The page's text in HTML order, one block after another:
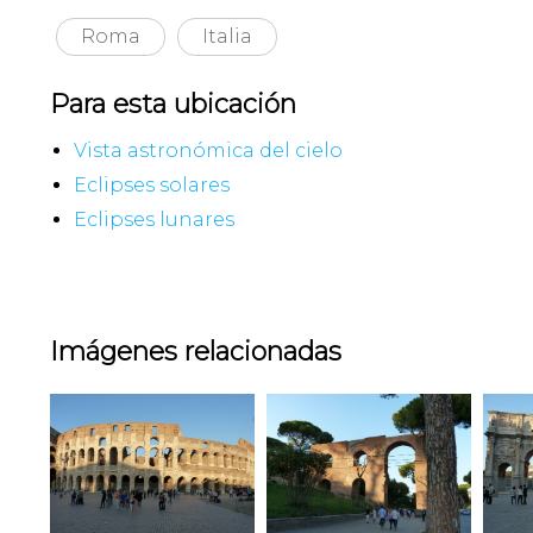
Roma Italia
Para esta ubicación
Vista astronómica del cielo
Eclipses solares
Eclipses lunares
Imágenes relacionadas